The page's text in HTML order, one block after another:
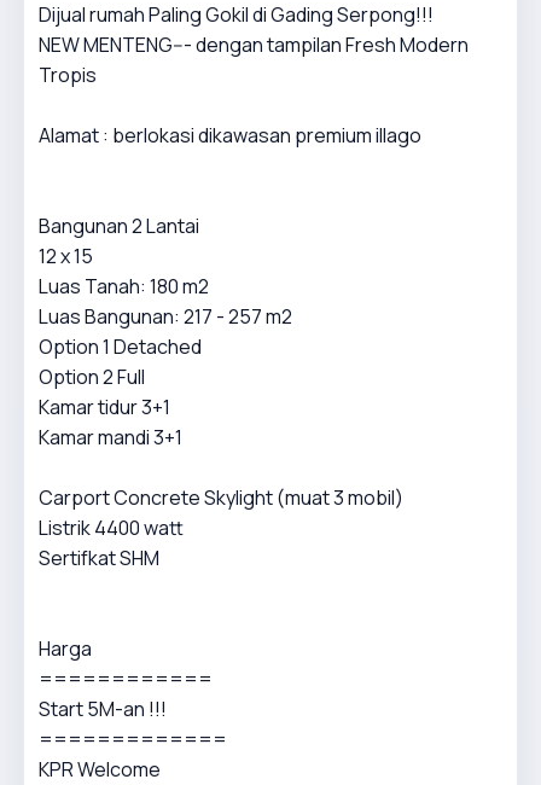
Dijual rumah Paling Gokil di Gading Serpong!!!
NEW MENTENG--- dengan tampilan Fresh Modern
Tropis
Alamat : berlokasi dikawasan premium illago
Bangunan 2 Lantai
12 x 15
Luas Tanah: 180 m2
Luas Bangunan: 217 - 257 m2
Option 1 Detached
Option 2 Full
Kamar tidur 3+1
Kamar mandi 3+1
Carport Concrete Skylight (muat 3 mobil)
Listrik 4400 watt
Sertifkat SHM
Harga
============
Start 5M-an !!!
=============
KPR Welcome